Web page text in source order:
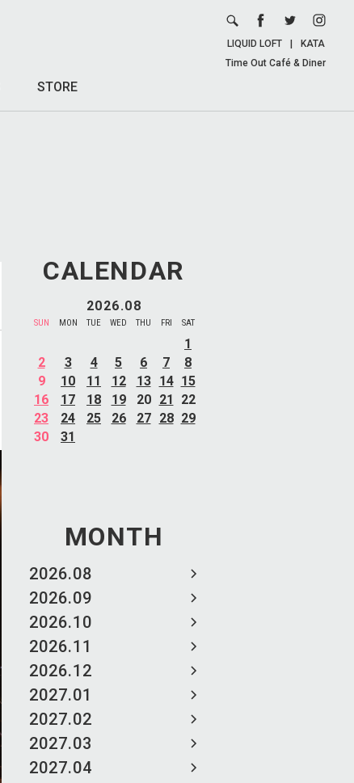
STORE
LIQUID LOFT
KATA
Time Out Café & Diner
CALENDAR
2026.08
SUN MON TUE WED THU FRI SAT
1
2
3 4 5 6 7
8
9
10 11 12 13 14 15
16
17 18 19 20 21
22
23
24 25 26 27 28 29
30
31
MONTH
2026.08
2026.09
2026.10
2026.11
2026.12
2027.01
2027.02
2027.03
2027.04